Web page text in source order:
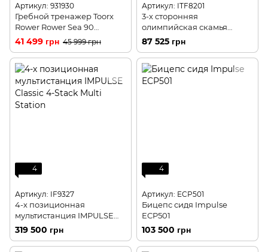
Артикул: 931930
Гребной тренажер Toorx
Rower Rower Sea 90
(ROWER-SEA-90)
41 499 грн 45 999 грн
Артикул: ITF8201
3-х сторонняя
олимпийская скамья
Impulse Evolution
87 525 грн
4
Артикул: IF9327
4-х позиционная
мультистанция IMPULSE
Classic 4-Stack Multi Station
319 500 грн
4
Артикул: ECP501
Бицепс сидя Impulse
ECP501
103 500 грн